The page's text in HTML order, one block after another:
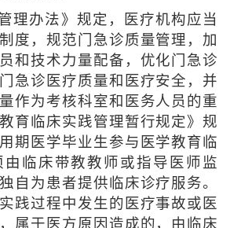
理办法》规定，医疗机构应当
度，规范门急诊质量管理，加
和技术力量配备，优化门急诊
急诊医疗质量和医疗安全，并
作为考核科室和医务人员的重
育临床实践管理暂行规定》规
期医学毕业生参与医学教育临
临床带教教师或指导医师监
自为患者提供临床诊疗服务。
践过程中发生的医疗事故或医
属于医方原因造成的，由临床